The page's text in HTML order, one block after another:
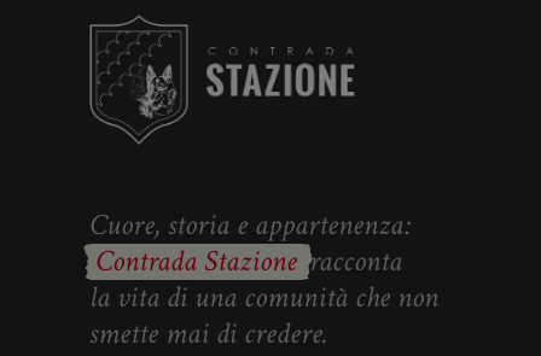
Cuore, storia e appartenenza:
Contrada Stazione racconta
la vita di una comunità che non
smette mai di credere.